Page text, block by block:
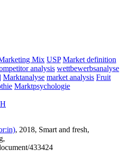
Mix USP Market definition
analysis wettbewerbsanalyse
Marktanalyse market analysis Fruit
Marktpsychologie
, 2018, Smart and fresh,
433424